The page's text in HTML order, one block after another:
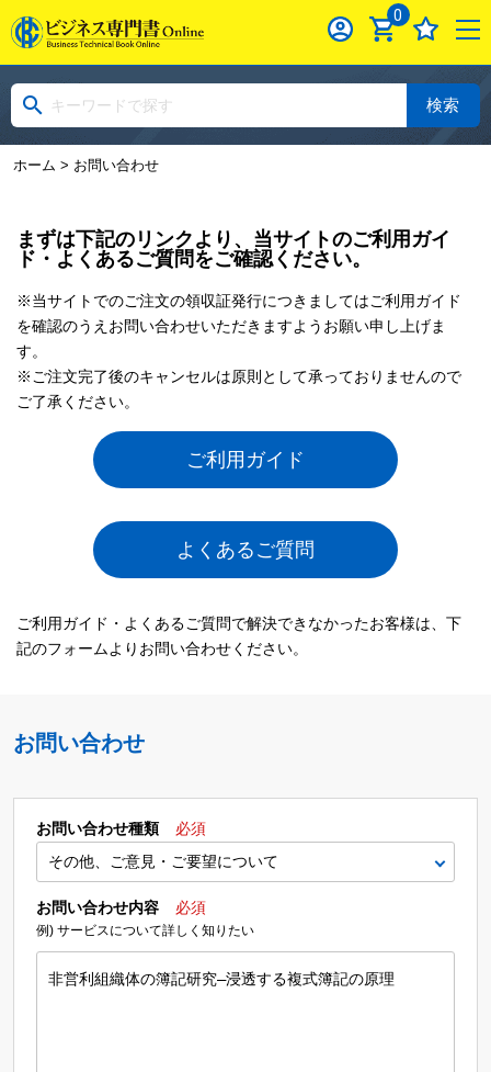
0
検索
ホーム > お問い合わせ
まずは下記のリンクより、当サイトのご利用ガイ
ド・よくあるご質問をご確認ください。
※当サイトでのご注文の領収証発行につきましてはご利用ガイド
を確認のうえお問い合わせいただきますようお願い申し上げま
す。
※ご注文完了後のキャンセルは原則として承っておりませんので
ご了承ください。
ご利用ガイド
よくあるご質問
ご利用ガイド・よくあるご質問で解決できなかったお客様は、下
記のフォームよりお問い合わせください。
お問い合わせ
お問い合わせ種類 必須
お問い合わせ内容 必須
例) サービスについて詳しく知りたい